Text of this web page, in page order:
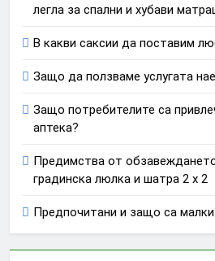
легла за спални и хубави
В какви саксии да поставим
Защо да ползваме услугата
Защо потребителите са
аптека?
Предимства от
градинска люлка и шатра 2 х 2
Предпочитани и защо са